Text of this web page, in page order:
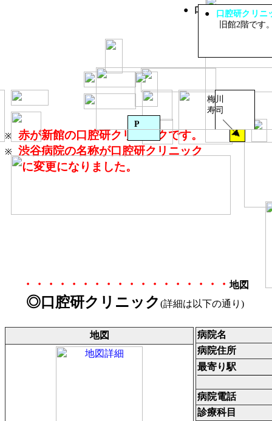
● ●
口腔研クリニ
旧館2 階です
梅川
寿司
口腔研クリニック(
上尾東口から徒歩
階に事務局及び
P
※ 赤が新館の口腔研クリニックです。
※
渋谷病院の名称が口腔研クリニック
に変更になりました。
・・・・・・・・・・・・・・・・・・ 地図
◎口腔研クリニック(詳細は以下の通り)
地図
病院名
病院住所
最寄り駅
病院電話
診療科目